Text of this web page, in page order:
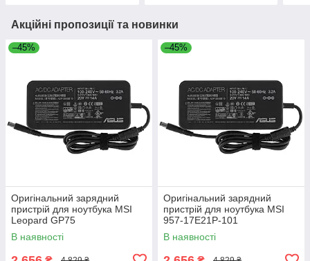
Акційні пропозиції та новинки
–45%
Оригінальний зарядний
пристрій для ноутбука MSI
Leopard GP75
В наявності
–45%
Оригінальний зарядний
пристрій для ноутбука MSI
957-17E21P-101
В наявності